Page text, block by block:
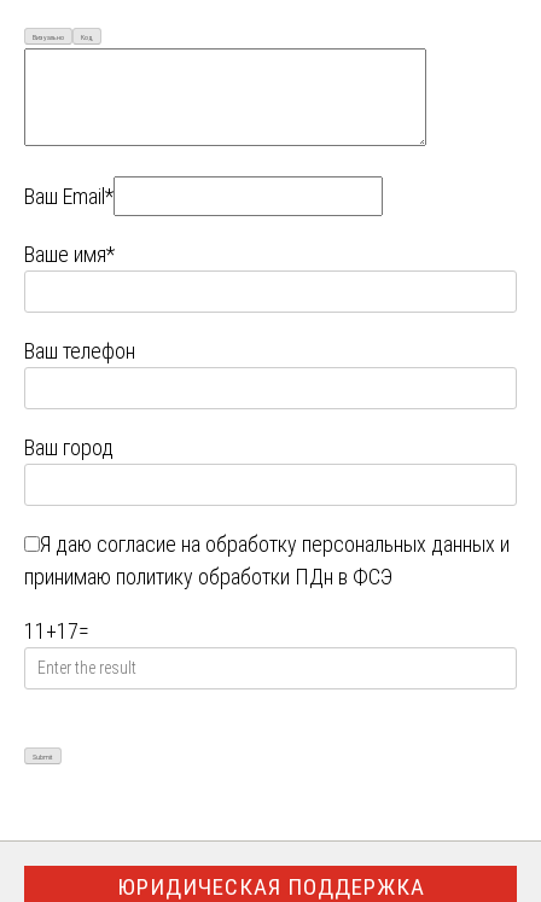
Визуально Код
Ваш Email*
Ваше имя*
Ваш телефон
Ваш город
Я даю согласие на обработку персональных данных и
принимаю политику обработки ПДн в ФСЭ
11 +17=
ЮРИДИЧЕСКАЯ ПОДДЕРЖКА